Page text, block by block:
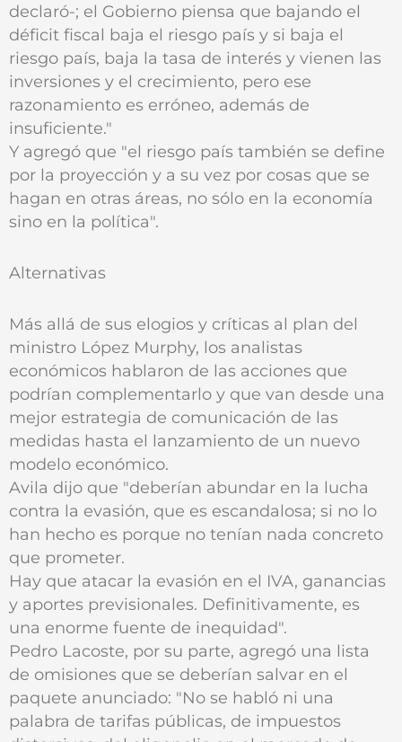
declaró-; el Gobierno piensa que bajando el
déficit fiscal baja el riesgo país y si baja el
riesgo país, baja la tasa de interés y vienen las
inversiones y el crecimiento, pero ese
razonamiento es erróneo, además de
insuficiente."
Y agregó que "el riesgo país también se define
por la proyección y a su vez por cosas que se
hagan en otras áreas, no sólo en la economía
sino en la política".
Alternativas
Más allá de sus elogios y críticas al plan del
ministro López Murphy, los analistas
económicos hablaron de las acciones que
podrían complementarlo y que van desde una
mejor estrategia de comunicación de las
medidas hasta el lanzamiento de un nuevo
modelo económico.
Avila dijo que "deberían abundar en la lucha
contra la evasión, que es escandalosa; si no lo
han hecho es porque no tenían nada concreto
que prometer.
Hay que atacar la evasión en el IVA, ganancias
y aportes previsionales. Definitivamente, es
una enorme fuente de inequidad".
Pedro Lacoste, por su parte, agregó una lista
de omisiones que se deberían salvar en el
paquete anunciado: "No se habló ni una
palabra de tarifas públicas, de impuestos